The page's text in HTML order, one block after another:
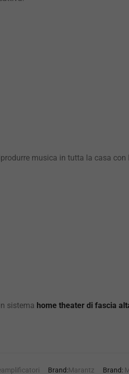
musica in tutta la casa
sistema home theater di fascia
Brand:Marantz Brand: